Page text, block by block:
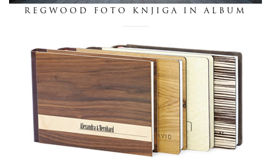
REGWOOD FOTO KNJIGA IN ALBUM